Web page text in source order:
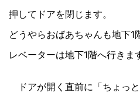
押してドアを閉じます。
どうやらおばあちゃんも地下
レベーターは地下1階へ行きま
ドアが開く直前に「ちょっ